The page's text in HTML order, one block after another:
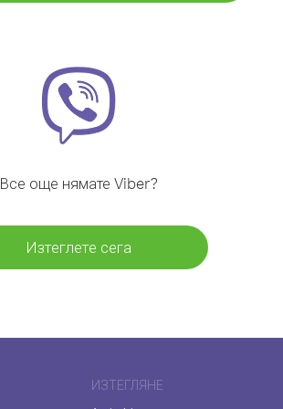
Все още нямате Viber?
Изтеглете сега
ИЗТЕГЛЯНЕ